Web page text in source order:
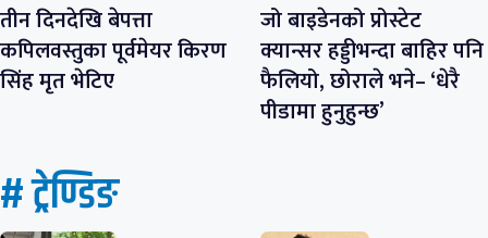
तीन दिनदेखि बेपत्ता
कपिलवस्तुका पूर्वमेयर किरण
सिंह मृत भेटिए
जो बाइडेनको प्रोस्टेट
क्यान्सर हड्डीभन्दा बाहिर पनि
फैलियो, छोराले भने– ‘धेरै
पीडामा हुनुहुन्छ’
# ट्रेण्डिङ